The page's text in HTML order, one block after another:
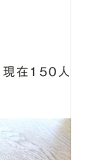
現在150人